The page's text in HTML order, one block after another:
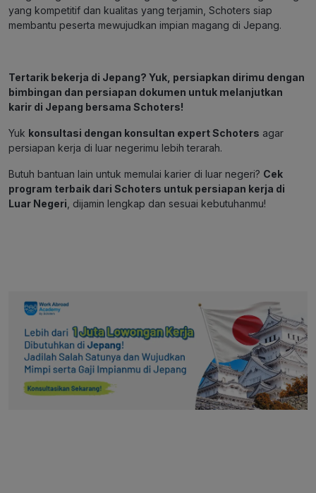
yang kompetitif dan kualitas yang terjamin, Schoters siap
membantu peserta mewujudkan impian magang di Jepang.
Tertarik bekerja di Jepang? Yuk, persiapkan dirimu dengan
bimbingan dan persiapan dokumen untuk melanjutkan
karir di Jepang bersama Schoters!
Yuk konsultasi dengan konsultan expert Schoters agar
persiapan kerja di luar negerimu lebih terarah.
Butuh bantuan lain untuk memulai karier di luar negeri? Cek
program terbaik dari Schoters untuk persiapan kerja di
Luar Negeri dijamin lengkap dan sesuai kebutuhanmu!